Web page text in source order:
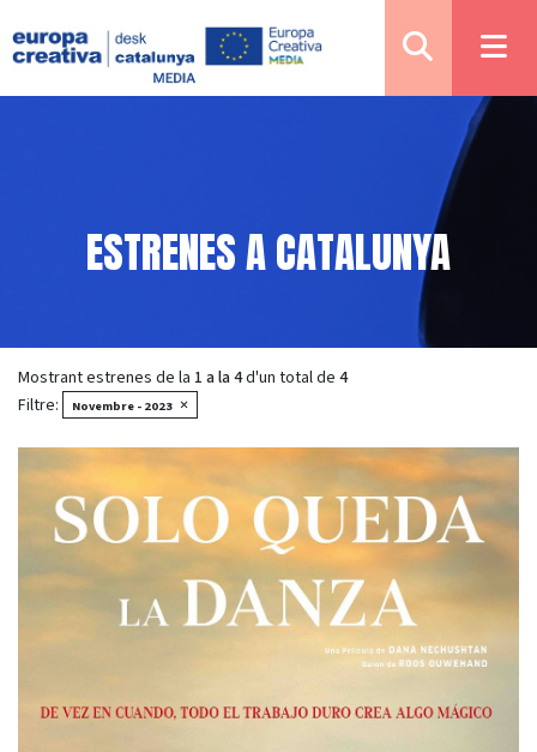
ESTRENES A CATALUNYA
Mostrant estrenes de la 1 a la 4d'un total de 4
Filtre:
Novembre - 2023 ×